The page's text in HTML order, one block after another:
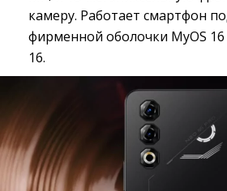
камеру. Работает смартфон
фирменной оболочки MyOS 16
16.